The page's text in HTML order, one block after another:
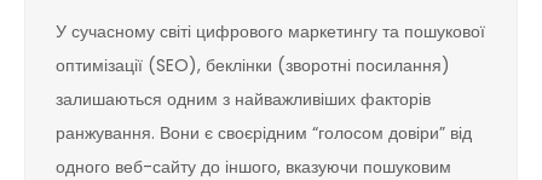
У сучасному світі цифрового маркетингу та пошукової
оптимізації (SEO), беклінки (зворотні посилання)
залишаються одним з найважливіших факторів
ранжування. Вони є своєрідним “голосом довіри” від
одного веб-сайту до іншого, вказуючи пошуковим